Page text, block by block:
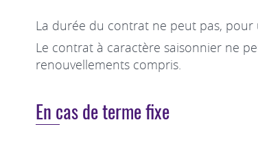
La durée du contrat ne peut pas, pour
Le contrat à caractère saisonnier ne
renouvellements compris.
En cas de terme fixe